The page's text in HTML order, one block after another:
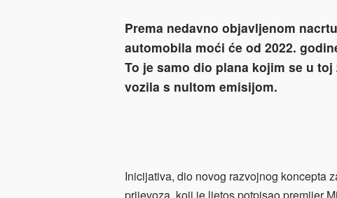
Prema nedavno objavljenom
automobila moći će od 2022.
To je samo dio plana kojim se u
vozila s nultom emisijom.
Inicijativa, dio novog razvojnog koncepta
prijevoza, koji je ljetos potpisao premijer